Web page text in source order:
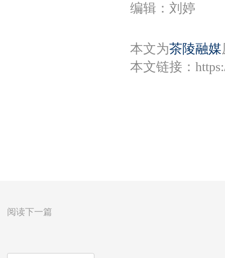
编辑：刘婷
本文为茶陵融媒
本文链接：
阅读下一篇